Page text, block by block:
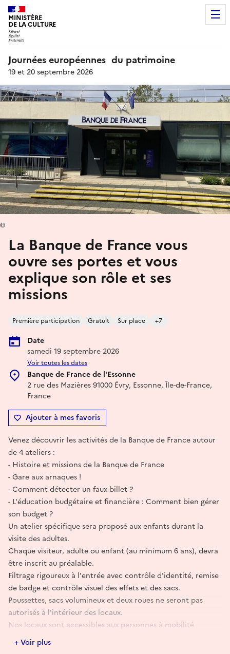
MINISTÈRE
DE LA CULTURE
Journées européennes du patrimoine
19 et 20 septembre 2026
La Banque de France vous
ouvre ses portes et vous
explique son rôle et ses
missions
Première participation Gratuit Sur place +7
Date
samedi 19 septembre 2026
Voir toutes les dates
Banque de France de l'Essonne
2 rue des Mazières 91000 Évry, Essonne, Île-de-France,
France
Ajouter à mes favoris
©
Venez découvrir les activités de la Banque de France autour
de 4 ateliers :
- Histoire et missions de la Banque de France
- Gare aux arnaques !
- Comment détecter un faux billet ?
- L'éducation budgétaire et financière : Comment bien gérer
son budget ?
Un atelier spécifique sera proposé aux enfants durant la
visite des adultes.
Chaque visiteur, adulte ou enfant (au minimum 6 ans), devra
être inscrit au préalable.
Filtrage rigoureux à l'entrée avec contrôle d'identité, remise
de badge et contrôle visuel des effets et des sacs.
Poussettes, sacs volumineux et deux roues ne seront pas
autorisés à l'intérieur des locaux.
Nos locaux sont accessibles aux personnes à mobilité
réduite.
+ Voir plus